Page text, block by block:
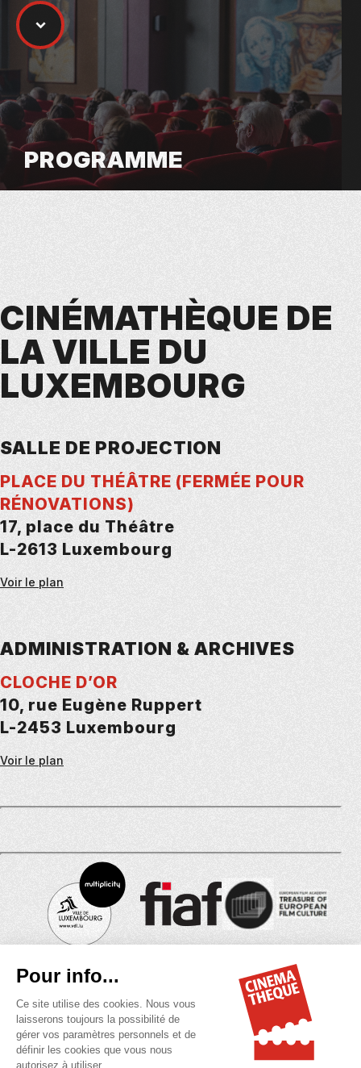
PROGRAMME
CINÉMATHÈQUE DE
LA VILLE DU
LUXEMBOURG
SALLE DE PROJECTION
PLACE DU THÉÂTRE (FERMÉE POUR
RÉNOVATIONS)
17, place du Théâtre
L-2613 Luxembourg
Voir le plan
ADMINISTRATION & ARCHIVES
CLOCHE D’OR
10, rue Eugène Ruppert
L-2453 Luxembourg
Voir le plan
©2026Cinémathèque de la Ville du Luxembourg
Tous droits réservés
MENU
BAS
Mentions légales
Politique des cookies
Politique de confidentialité